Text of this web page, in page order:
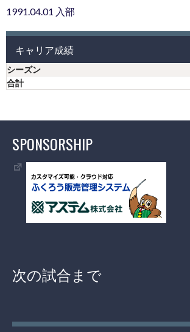
1991.04.01 入部
キャリア成績
シーズン
合計
SPONSORSHIP
次の試合まで